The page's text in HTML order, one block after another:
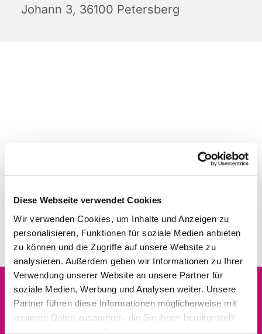
Diese Webseite verwendet Cookies
Wir verwenden Cookies, um Inhalte und Anzeigen zu
personalisieren, Funktionen für soziale Medien anbieten
zu können und die Zugriffe auf unsere Website zu
analysieren. Außerdem geben wir Informationen zu Ihrer
Verwendung unserer Website an unsere Partner für
soziale Medien, Werbung und Analysen weiter. Unsere
Partner führen diese Informationen möglicherweise mit
weiteren Daten zusammen, die Sie ihnen bereitgestellt
Johann 3, 36100 Petersberg
Dies könnte Sie auch
interessieren